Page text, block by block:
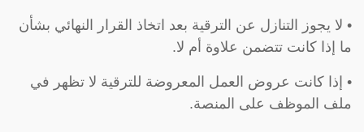
• لا يجوز التنازل عن الترقية بعد اتخاذ القرار النهائي بشأن
ما إذا كانت تتضمن علاوة أم لا.
• إذا كانت عروض العمل المعروضة للترقية لا تظهر في
ملف الموظف على المنصة.